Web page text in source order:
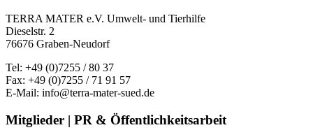
TERRA MATER e.V. Umwelt- und Tierhilfe
Dieselstr. 2
76676 Graben-Neudorf
Tel: +49 (0)7255 / 80 37
Fax: +49 (0)7255 / 71 91 57
E-Mail: info@terra-mater-sued.de
Mitglieder | PR & Öffentlichkeitsarbeit